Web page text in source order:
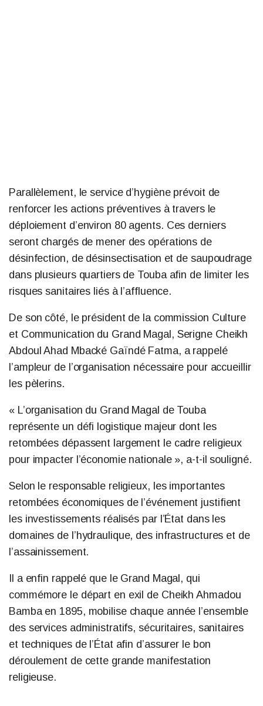
Parallèlement, le service d’hygiène prévoit de
renforcer les actions préventives à travers le
déploiement d’environ 80 agents. Ces derniers
seront chargés de mener des opérations de
désinfection, de désinsectisation et de saupoudrage
dans plusieurs quartiers de Touba afin de limiter les
risques sanitaires liés à l’affluence.
De son côté, le président de la commission Culture
et Communication du Grand Magal, Serigne Cheikh
Abdoul Ahad Mbacké Gaïndé Fatma, a rappelé
l’ampleur de l’organisation nécessaire pour accueillir
les pèlerins.
« L’organisation du Grand Magal de Touba
représente un défi logistique majeur dont les
retombées dépassent largement le cadre religieux
pour impacter l’économie nationale », a-t-il souligné.
Selon le responsable religieux, les importantes
retombées économiques de l’événement justifient
les investissements réalisés par l’État dans les
domaines de l’hydraulique, des infrastructures et de
l’assainissement.
Il a enfin rappelé que le Grand Magal, qui
commémore le départ en exil de Cheikh Ahmadou
Bamba en 1895, mobilise chaque année l’ensemble
des services administratifs, sécuritaires, sanitaires
et techniques de l’État afin d’assurer le bon
déroulement de cette grande manifestation
religieuse.